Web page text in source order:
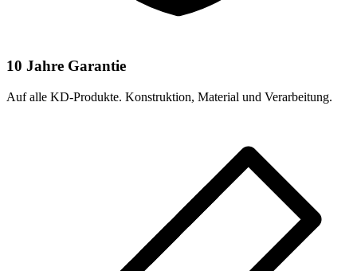
10 Jahre Garantie
Auf alle KD-Produkte. Konstruktion, Material und Verarbeitung.